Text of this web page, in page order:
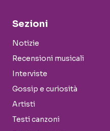
Sezioni
Notizie
Recensioni musicali
Interviste
Gossip e curiosità
Artisti
Testi canzoni